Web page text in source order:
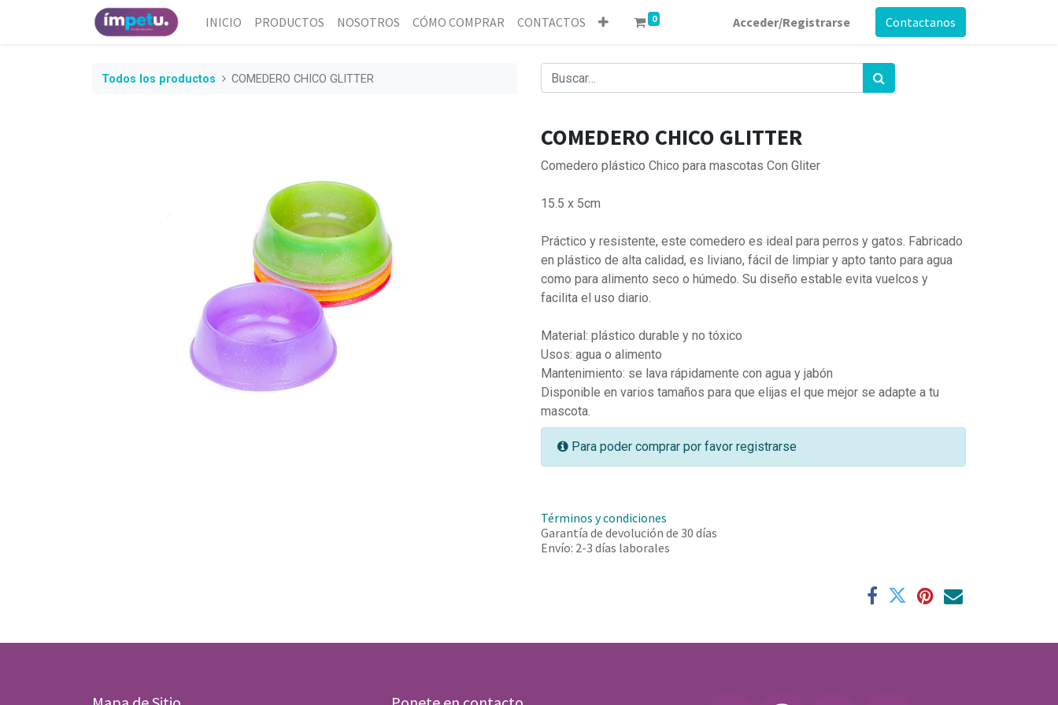
INICIO PRODUCTOS NOSOTROS CÓMO COMPRAR CONTACTOS 0 Acceder/Registrarse Contactanos
Todos los productos COMEDERO CHICO GLITTER
COMEDERO CHICO GLITTER
Comedero plástico Chico para mascotas Con Gliter
15.5 x 5cm
Práctico y resistente, este comedero es ideal para perros y gatos. Fabricado
en plástico de alta calidad, es liviano, fácil de limpiar y apto tanto para agua
como para alimento seco o húmedo. Su diseño estable evita vuelcos y
facilita el uso diario.
Material: plástico durable y no tóxico
Usos: agua o alimento
Mantenimiento: se lava rápidamente con agua y jabón
Disponible en varios tamaños para que elijas el que mejor se adapte a tu
mascota.
Para poder comprar por favor registrarse
Términos y condiciones
Garantía de devolución de 30 días
Envío: 2-3 días laborales